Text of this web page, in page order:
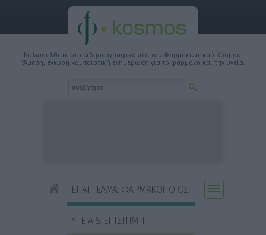
Καλωσήλθατε στο ειδησεογραφικό site του Φαρμακευτικού Κόσμου.
'Αμεση, έγκυρη και ποιοτική ενημέρωση για το φάρμακο και την υγεία.
ΕΠΑΓΓΕΛΜΑ: ΦΑΡΜΑΚΟΠΟΙΟΣ
ΥΓΕΙΑ & ΕΠΙΣΤΗΜΗ